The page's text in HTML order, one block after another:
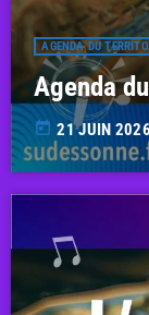
AGENDA DU
Agenda
today 21 JUIN 2026